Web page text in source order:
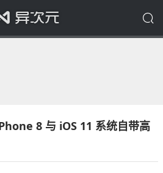
8 与 iOS 11 系统自带高